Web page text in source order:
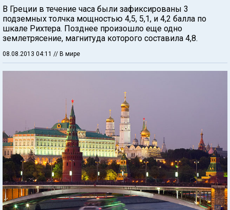
В Греции в течение часа были зафиксированы 3
подземных толчка мощностью 4,5, 5,1, и 4,2 балла по
шкале Рихтера. Позднее произошло еще одно
землетрясение, магнитуда которого составила 4,8.
08.08.2013 04:11 // В мире